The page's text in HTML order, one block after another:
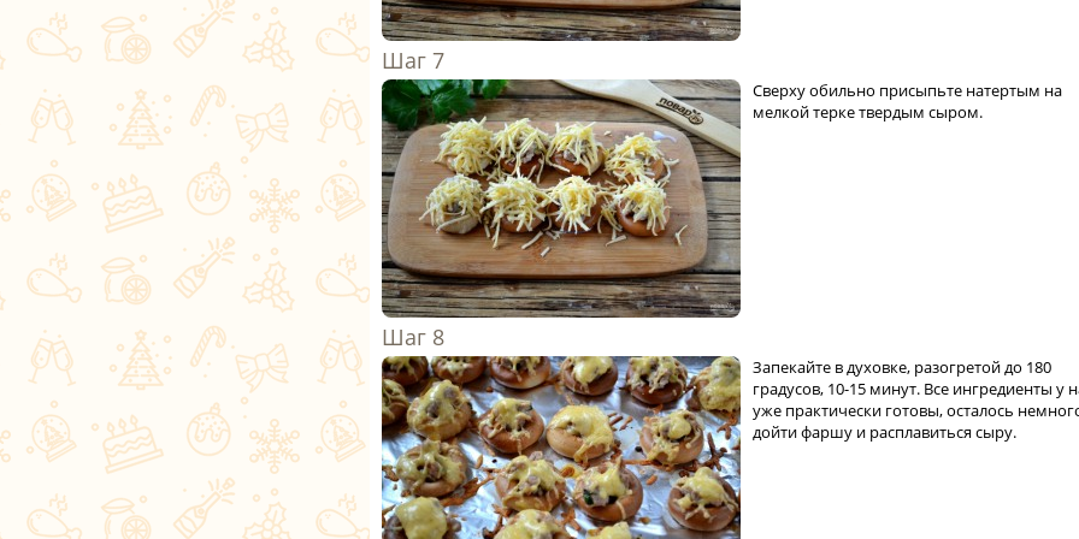
Сверху обильно присыпьте натертым на
мелкой терке твердым сыром.
Запекайте в духовке, разогретой до 180
градусов, 10-15 минут. Все ингредиенты у
уже практически готовы, осталось
дойти фаршу и расплавиться сыру.